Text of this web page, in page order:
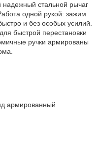
стальной рычаг
одной рукой: зажим
и без особых усилий.
быстрой перестановки
ручки армированы
армированный